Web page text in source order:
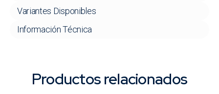
Variantes Disponibles
Información Técnica
Productos relacionados